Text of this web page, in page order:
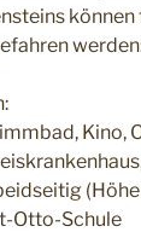
Kino,
Otto-Schule